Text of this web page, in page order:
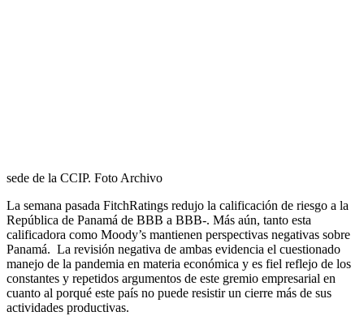
sede de la CCIP. Foto Archivo
La semana pasada FitchRatings redujo la calificación de riesgo a la
República de Panamá de BBB a BBB-. Más aún, tanto esta
calificadora como Moody’s mantienen perspectivas negativas sobre
Panamá. La revisión negativa de ambas evidencia el cuestionado
manejo de la pandemia en materia económica y es fiel reflejo de los
constantes y repetidos argumentos de este gremio empresarial en
cuanto al porqué este país no puede resistir un cierre más de sus
actividades productivas.